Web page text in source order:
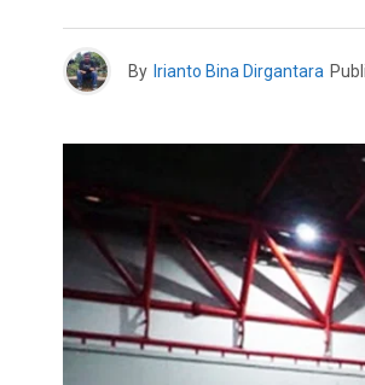
By Irianto Bina Dirgantara